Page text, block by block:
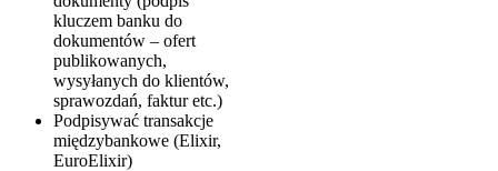
kluczem banku do
dokumentów – ofert
publikowanych,
wysyłanych do klientów,
sprawozdań, faktur etc.)
Podpisywać transakcje
międzybankowe (Elixir,
EuroElixir)